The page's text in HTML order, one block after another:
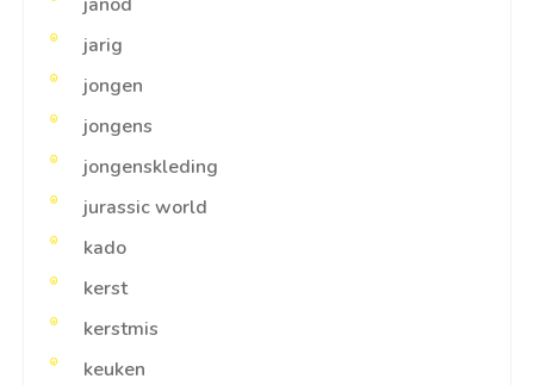
jarig
jongen
jongens
jongenskleding
jurassic world
kado
kerst
kerstmis
keuken